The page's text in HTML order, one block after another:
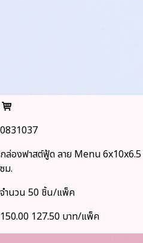
0831037
กล่องฟาสต์ฟู้ด ลาย Menu 6x10x6.5
ซม.
จำนวน 50 ชิ้น/แพ็ค
150.00 127.50 บาท/แพ็ค